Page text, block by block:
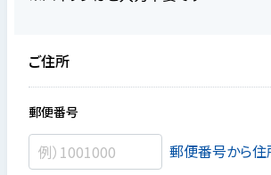
ご住所
郵便番号
郵便番号から